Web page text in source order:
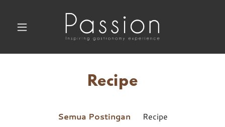
Recipe
Semua Postingan Recipe